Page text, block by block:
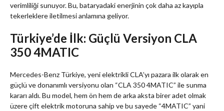
verimliliği sunuyor. Bu, bataryadaki enerjinin çok daha az kayıpla
tekerleklere iletilmesi anlamına geliyor.
Türkiye’de İlk: Güçlü Versiyon CLA
350 4MATIC
Mercedes-Benz Türkiye, yeni elektrikli CLA’yı pazara ilk olarak en
güçlü ve donanımlı versiyonu olan “CLA 350 4MATIC” ile sunma
kararı aldı. Bu model, hem ön hem de arka aksta birer adet olmak
üzere çift elektrik motoruna sahip ve bu sayede “4MATIC” yani